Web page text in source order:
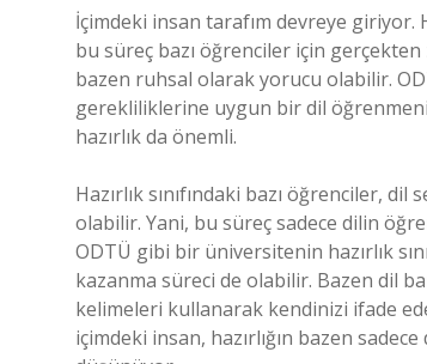
İçimdeki insan tarafım devreye giriyor.
bu süreç bazı öğrenciler için
bazen ruhsal olarak yorucu olabilir.
gerekliliklerine uygun bir dil
hazırlık da önemli.
Hazırlık sınıfındaki bazı öğrenciler,
olabilir. Yani, bu süreç sadece dilin
ODTÜ gibi bir üniversitenin hazırlık
kazanma süreci de olabilir. Bazen dil
kelimeleri kullanarak kendinizi ifade
içimdeki insan, hazırlığın bazen